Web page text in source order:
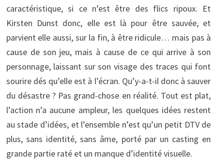
caractéristique, si ce n’est être des flics ripoux. Et
Kirsten Dunst donc, elle est là pour être sauvée, et
parvient elle aussi, sur la fin, à être ridicule… mais pas à
cause de son jeu, mais à cause de ce qui arrive à son
personnage, laissant sur son visage des traces qui font
sourire dés qu’elle est à l’écran. Qu’y-a-t-il donc à sauver
du désastre ? Pas grand-chose en réalité. Tout est plat,
l’action n’a aucune ampleur, les quelques idées restent
au stade d’idées, et l’ensemble n’est qu’un petit DTV de
plus, sans identité, sans âme, porté par un casting en
grande partie raté et un manque d’identité visuelle.